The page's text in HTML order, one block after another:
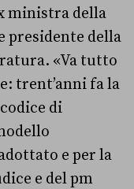
ministra della
presidente della
«Va tutto
trent’anni fa la
di
e per la
e del pm